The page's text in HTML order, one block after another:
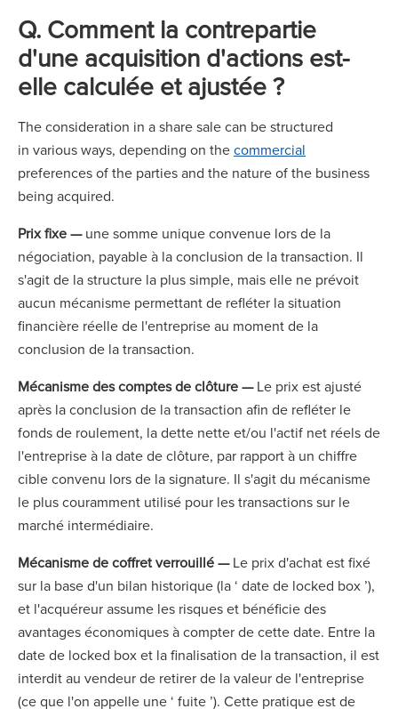
Q. Comment la contrepartie
d'une acquisition d'actions est-
elle calculée et ajustée ?
The consideration in a share sale can be structured
in various ways, depending on thecommercial
preferences of the parties and the nature of the business
being acquired.
Prix fixe —une somme unique convenue lors de la
négociation, payable à la conclusion de la transaction. Il
s'agit de la structure la plus simple, mais elle ne prévoit
aucun mécanisme permettant de refléter la situation
financière réelle de l'entreprise au moment de la
conclusion de la transaction.
Mécanisme des comptes de clôture —Le prix est ajusté
après la conclusion de la transaction afin de refléter le
fonds de roulement, la dette nette et/ou l'actif net réels de
l'entreprise à la date de clôture, par rapport à un chiffre
cible convenu lors de la signature. Il s'agit du mécanisme
le plus couramment utilisé pour les transactions sur le
marché intermédiaire.
Mécanisme de coffret verrouillé —Le prix d'achat est fixé
sur la base d'un bilan historique (la ‘ date de locked box ’),
et l'acquéreur assume les risques et bénéficie des
avantages économiques à compter de cette date. Entre la
date de locked box et la finalisation de la transaction, il est
interdit au vendeur de retirer de la valeur de l'entreprise
(ce que l'on appelle une ‘ fuite ’). Cette pratique est de